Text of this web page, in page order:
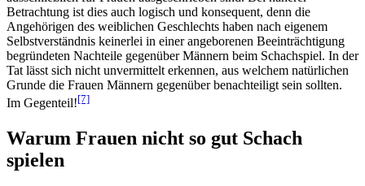
Betrachtung ist dies auch logisch und konsequent, denn die
Angehörigen des weiblichen Geschlechts haben nach eigenem
Selbstverständnis keinerlei in einer angeborenen Beeinträchtigung
begründeten Nachteile gegenüber Männern beim Schachspiel. In der
Tat lässt sich nicht unvermittelt erkennen, aus welchem natürlichen
Grunde die Frauen Männern gegenüber benachteiligt sein sollten.
Im Gegenteil![7]
Warum Frauen nicht so gut Schach
spielen